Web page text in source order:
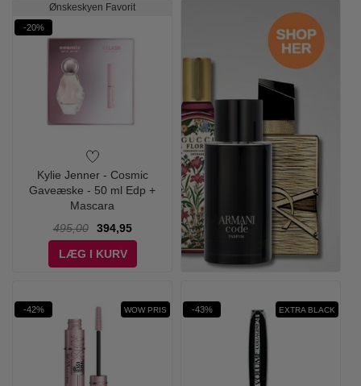
Ønskeskyen Favorit
-20%
Kylie Jenner - Cosmic
Gaveæske - 50 ml Edp +
Mascara
495,00
394,95
LÆG I KURV
-42% WOW PRIS -43% EXTRA BLACK